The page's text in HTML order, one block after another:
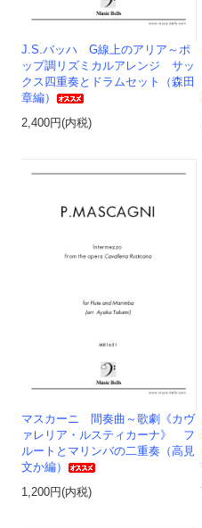
J.S.バッハ G線上のアリア～ポ
ップ調リズミカルアレンジ サッ
クス四重奏とドラムセット（森田
章編）
2,400円(内税)
マスカーニ 間奏曲～歌劇《カヴ
ァレリア・ルスティカーナ》 フ
ルートとマリンバの二重奏（高見
文か編）
1,200円(内税)